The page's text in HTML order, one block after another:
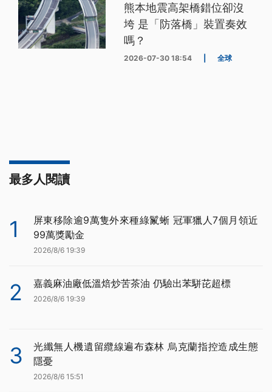
熊本地震高架橋錯位卻沒
垮 是「防落橋」裝置奏效
嗎？
2026-07-30 18:54 全球
最多人閱讀
1
屏東移除逾9萬隻外來種綠鬣蜥 冠軍獵人7個月領近
99萬獎勵金
2026/8/6 19:39
2 嘉義麻油廠低溫焙炒苦茶油 仍驗出苯駢芘超標
2026/8/6 19:39
3
光纖無人機遺留纜線遍布森林 烏克蘭指控造成生態
隱憂
2026/8/6 15:51